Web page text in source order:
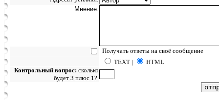
Мнение:
Получать ответы на своё сообщение
TEXT |
HTML
Контрольный вопрос: сколько
будет 3 плюс 1?